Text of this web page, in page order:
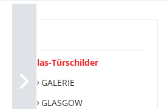
Glas-Türschilder
GALERIE
GLASGOW